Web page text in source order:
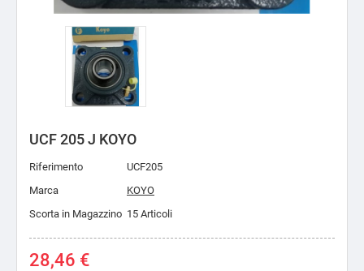
UCF 205 J KOYO
Riferimento
UCF205
Marca
KOYO
Scorta in Magazzino 15 Articoli
28,46 €